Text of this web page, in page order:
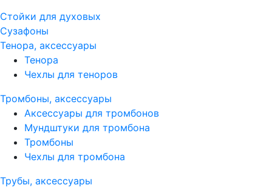
Стойки для духовых
Сузафоны
Тенора, аксессуары
Тенора
Чехлы для теноров
Тромбоны, аксессуары
Аксессуары для тромбонов
Мундштуки для тромбона
Тромбоны
Чехлы для тромбона
Трубы, аксессуары